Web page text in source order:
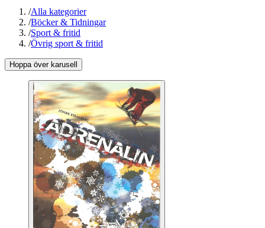
/Alla kategorier
/Böcker & Tidningar
/Sport & fritid
/Övrig sport & fritid
Hoppa över karusell